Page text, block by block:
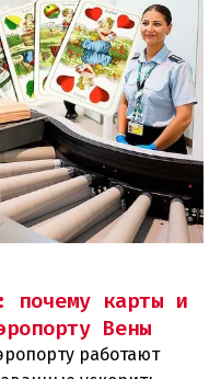
почему карты и
Вены
работают